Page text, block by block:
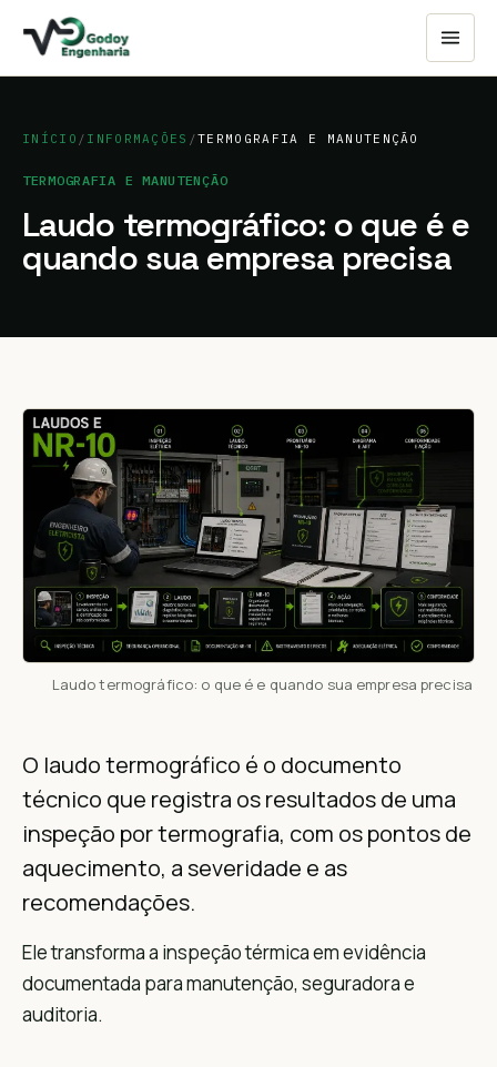
INÍCIO / INFORMAÇÕES /TERMOGRAFIA E MANUTENÇÃO
TERMOGRAFIA E MANUTENÇÃO
Laudo termográfico: o que é e
quando sua empresa precisa
Laudo termográfico: o que é e quando sua empresa precisa
O laudo termográfico é o documento
técnico que registra os resultados de uma
inspeção por termografia, com os pontos de
aquecimento, a severidade e as
recomendações.
Ele transforma a inspeção térmica em evidência
documentada para manutenção, seguradora e
auditoria.